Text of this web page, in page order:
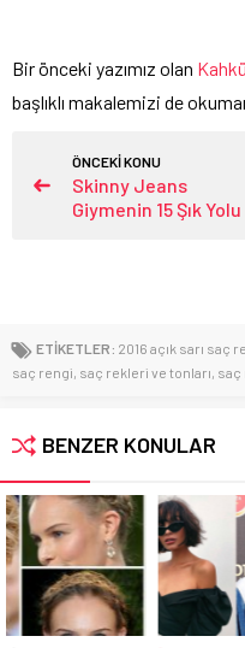
Bir önceki yazımız olan
başlıklı makalemizi de
ÖNCEKİ KONU
Skinny Jeans
Giymenin 15 Şık Yolu
ETİKETLER: 2016 açık sarı saç
saç rengi saç rekleri ve tonları saç
BENZER KONULAR